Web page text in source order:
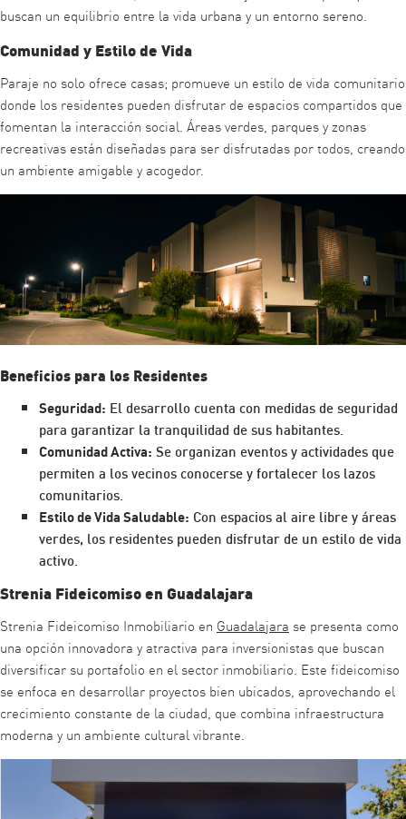
buscan un equilibrio entre la vida urbana y un entorno sereno.
Comunidad y Estilo de Vida
Paraje no solo ofrece casas; promueve un estilo de vida comunitario
donde los residentes pueden disfrutar de espacios compartidos que
fomentan la interacción social. Áreas verdes, parques y zonas
recreativas están diseñadas para ser disfrutadas por todos, creando
un ambiente amigable y acogedor.
Beneficios para los Residentes
Seguridad: El desarrollo cuenta con medidas de seguridad
para garantizar la tranquilidad de sus habitantes.
Comunidad Activa: Se organizan eventos y actividades que
permiten a los vecinos conocerse y fortalecer los lazos
comunitarios.
Estilo de Vida Saludable: Con espacios al aire libre y áreas
verdes, los residentes pueden disfrutar de un estilo de vida
activo.
Strenia Fideicomiso en Guadalajara
Strenia Fideicomiso Inmobiliario en Guadalajara se presenta como
una opción innovadora y atractiva para inversionistas que buscan
diversificar su portafolio en el sector inmobiliario. Este fideicomiso
se enfoca en desarrollar proyectos bien ubicados, aprovechando el
crecimiento constante de la ciudad, que combina infraestructura
moderna y un ambiente cultural vibrante.